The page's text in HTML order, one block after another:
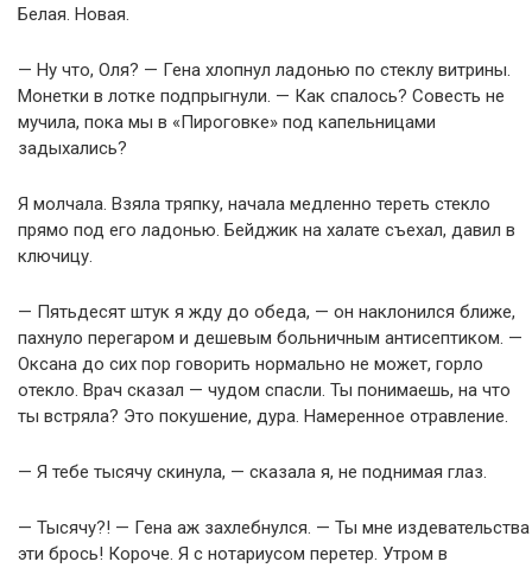
Белая. Новая.
— Ну что, Оля? — Гена хлопнул ладонью по стеклу витрины.
Монетки в лотке подпрыгнули. — Как спалось? Совесть не
мучила, пока мы в «Пироговке» под капельницами
задыхались?
Я молчала. Взяла тряпку, начала медленно тереть стекло
прямо под его ладонью. Бейджик на халате съехал, давил в
ключицу.
— Пятьдесят штук я жду до обеда, — он наклонился ближе,
пахнуло перегаром и дешевым больничным антисептиком. —
Оксана до сих пор говорить нормально не может, горло
отекло. Врач сказал — чудом спасли. Ты понимаешь, на что
ты встряла? Это покушение, дура. Намеренное отравление.
— Я тебе тысячу скинула, — сказала я, не поднимая глаз.
— Тысячу?! — Гена аж захлебнулся. — Ты мне издевательства
эти брось! Короче. Я с нотариусом перетер. Утром в